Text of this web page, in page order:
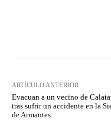
ARTÍCULO ANTERIOR
Evacuan a un vecino de
tras sufrir un accidente en la
de Armantes